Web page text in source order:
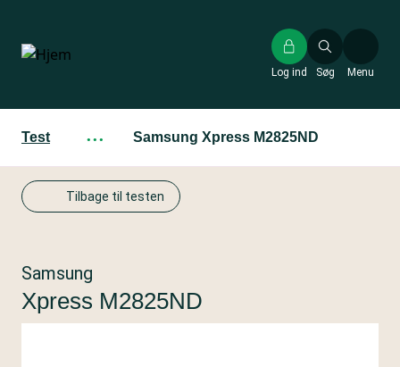
hovedindhold
Søg
Log ind Menu
Test ··· Samsung Xpress M2825ND
Tilbage til testen
Samsung
Xpress M2825ND